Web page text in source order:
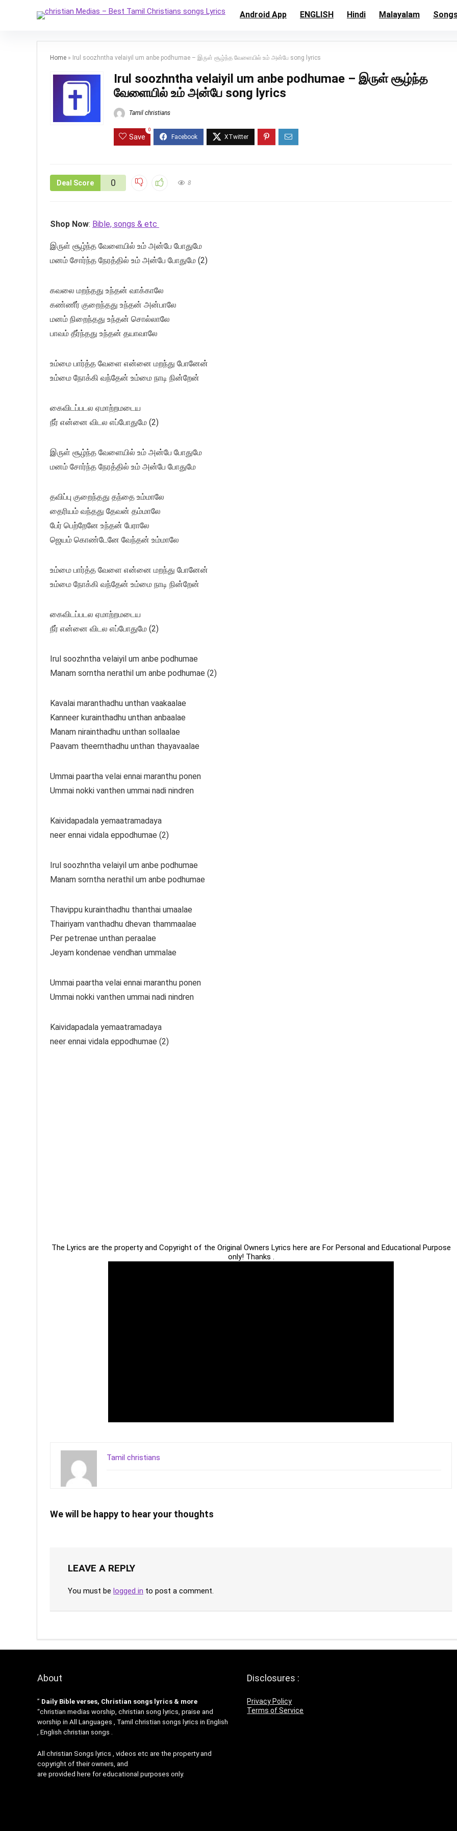
Android App ENGLISH Hindi Malayalam
Home » Irul soozhntha velaiyil um anbe podhumae – இருள் சூழ்ந்த வேளையில் உம் அன்பே song lyrics
Irul soozhntha velaiyil um anbe podhumae – இருள் சூழ்ந்த
வேளையில் உம் அன்பே song lyrics
Tamil christians
Save
0
Deal Score 0 8
Shop Now: Bible, songs & etc
இருள் சூழ்ந்த வேளையில் உம் அன்பே போதுமே
மனம் சோர்ந்த நேரத்தில் உம் அன்பே போதுமே (2)
கவலை மறந்தது உந்தன் வாக்காலே
கண்ணீர் குறைந்தது உந்தன் அன்பாலே
மனம் நிறைந்தது உந்தன் சொல்லாலே
பாவம் தீர்ந்தது உந்தன் தயாவாலே
உம்மை பார்த்த வேளை என்னை மறந்து போனேன்
உம்மை நோக்கி வந்தேன் உம்மை நாடி நின்றேன்
கைவிடப்படல ஏமாற்றமடைய
நீர் என்னை விடல எப்போதுமே (2)
இருள் சூழ்ந்த வேளையில் உம் அன்பே போதுமே
மனம் சோர்ந்த நேரத்தில் உம் அன்பே போதுமே
தவிப்பு குறைந்தது தந்தை உம்மாலே
தைரியம் வந்தது தேவன் தம்மாலே
பேர் பெற்றேனே உந்தன் பேராலே
ஜெயம் கொண்டேனே வேந்தன் உம்மாலே
உம்மை பார்த்த வேளை என்னை மறந்து போனேன்
உம்மை நோக்கி வந்தேன் உம்மை நாடி நின்றேன்
கைவிடப்படல ஏமாற்றமடைய
நீர் என்னை விடல எப்போதுமே (2)
Irul soozhntha velaiyil um anbe podhumae
Manam sorntha nerathil um anbe podhumae (2)
Kavalai maranthadhu unthan vaakaalae
Kanneer kurainthadhu unthan anbaalae
Manam nirainthadhu unthan sollaalae
Paavam theernthadhu unthan thayavaalae
Ummai paartha velai ennai maranthu ponen
Ummai nokki vanthen ummai nadi nindren
Kaividapadala yemaatramadaya
neer ennai vidala eppodhumae (2)
Irul soozhntha velaiyil um anbe podhumae
Manam sorntha nerathil um anbe podhumae
Thavippu kurainthadhu thanthai umaalae
Thairiyam vanthadhu dhevan thammaalae
Per petrenae unthan peraalae
Jeyam kondenae vendhan ummalae
Ummai paartha velai ennai maranthu ponen
Ummai nokki vanthen ummai nadi nindren
Kaividapadala yemaatramadaya
neer ennai vidala eppodhumae (2)
The Lyrics are the property and Copyright of the Original Owners Lyrics here are For Personal and Educational Purpose
only! Thanks .
Tamil christians
We will be happy to hear your thoughts
LEAVE A REPLY
You must be logged in to post a comment.
About
” Daily Bible verses, Christian songs lyrics & more
“christian medias worship, christian song lyrics, praise and
worship in All Languages , Tamil christian songs lyrics in English
, English christian songs .
All christian Songs lyrics , videos etc are the property and
copyright of their owners, and
are provided here for educational purposes only.
Disclosures :
Privacy Policy
Terms of Service